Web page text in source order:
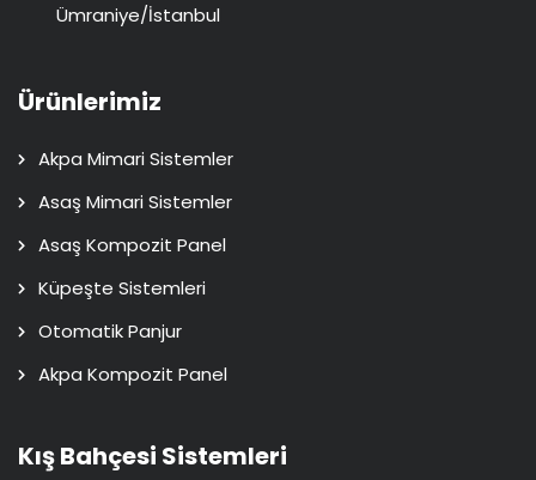
Ümraniye/İstanbul
Ürünlerimiz
Akpa Mimari Sistemler
Asaş Mimari Sistemler
Asaş Kompozit Panel
Küpeşte Sistemleri
Otomatik Panjur
Akpa Kompozit Panel
Kış Bahçesi Sistemleri